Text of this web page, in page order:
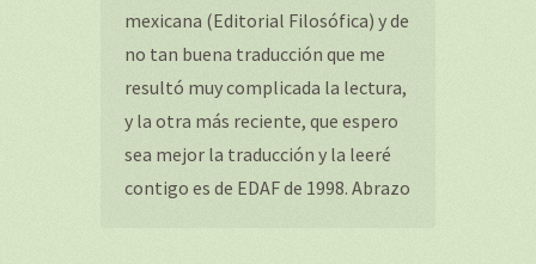
mexicana (Editorial Filosófica) y de
no tan buena traducción que me
resultó muy complicada la lectura,
y la otra más reciente, que espero
sea mejor la traducción y la leeré
contigo es de EDAF de 1998. Abrazo